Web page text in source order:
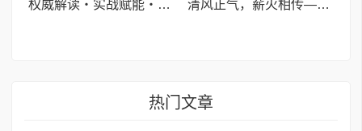
权威解读・实战赋能・精准对接 助力企业直通联合国全球采购 清风正气，薪火相传——周秉宜深情追忆周恩来总理家风，中国梦组委会赓续红色血脉践行使命
热门文章